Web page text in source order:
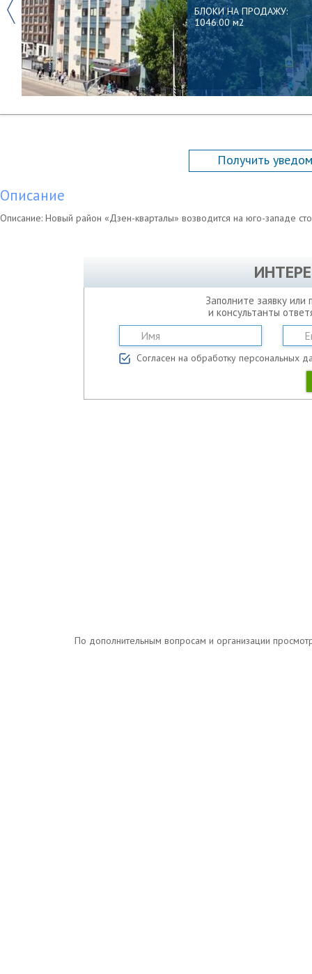
Previous
БЛОКИ НА ПРОДАЖУ:
1046.00 м2
Получить
Описание
Описание: Новый район «Дзен-кварталы» возводится на юго-западе
Заполните заявку
и консультанты
Согласен на обработку персональных
По дополнительным вопросам и организации